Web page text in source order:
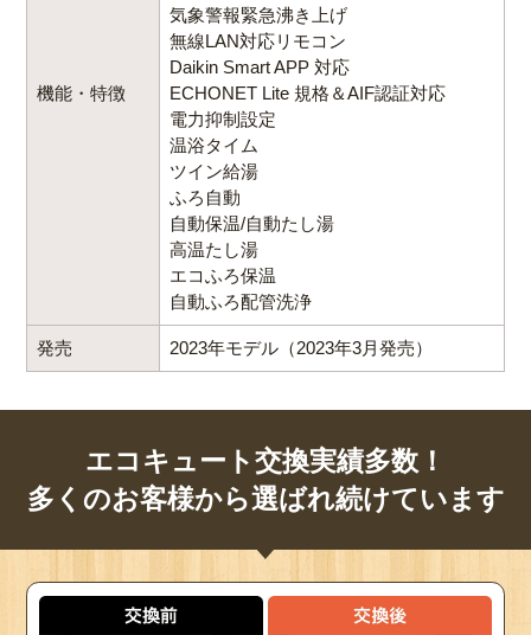
機能・特徴
気象警報緊急沸き上げ
無線LAN対応リモコン
Daikin Smart APP 対応
ECHONET Lite 規格＆AIF認証対応
電力抑制設定
温浴タイム
ツイン給湯
ふろ自動
自動保温/自動たし湯
高温たし湯
エコふろ保温
自動ふろ配管洗浄
発売 2023年モデル（2023年3月発売）
エコキュート交換実績多数！
多くのお客様から選ばれ続けています